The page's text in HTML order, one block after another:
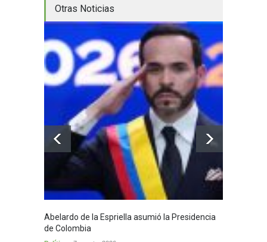
Otras Noticias
Abelardo de la Espriella asumió la Presidencia
de Colombia